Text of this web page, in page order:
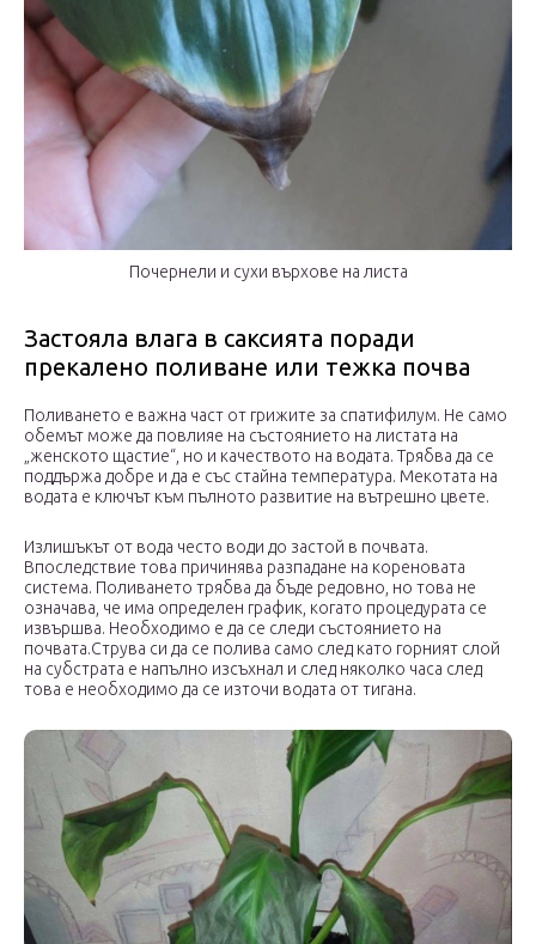
Почернели и сухи върхове на листа
Застояла влага в саксията поради
прекалено поливане или тежка почва
Поливането е важна част от грижите за спатифилум. Не само
обемът може да повлияе на състоянието на листата на
„женското щастие“, но и качеството на водата. Трябва да се
поддържа добре и да е със стайна температура. Мекотата на
водата е ключът към пълното развитие на вътрешно цвете.
Излишъкът от вода често води до застой в почвата.
Впоследствие това причинява разпадане на кореновата
система. Поливането трябва да бъде редовно, но това не
означава, че има определен график, когато процедурата се
извършва. Необходимо е да се следи състоянието на
почвата.Струва си да се полива само след като горният слой
на субстрата е напълно изсъхнал и след няколко часа след
това е необходимо да се източи водата от тигана.